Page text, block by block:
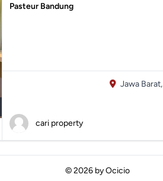
Pasteur Bandung
Jawa Barat,
cari property
© 2026 byOcicio